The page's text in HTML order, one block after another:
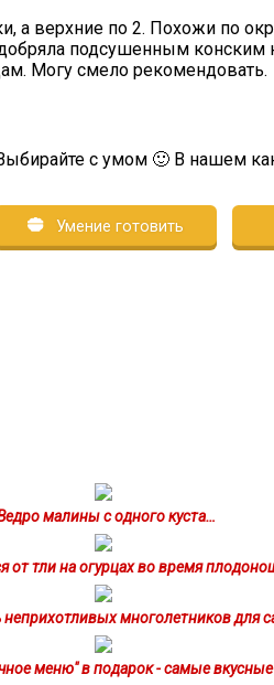
верхние по 2. Похожи по
подсушенным конским
Могу смело рекомендовать.
с умом 🙂 В нашем
Умение готовить
малины с одного куста…
от тли на огурцах во время
неприхотливых многолетников для
меню" в подарок - самые